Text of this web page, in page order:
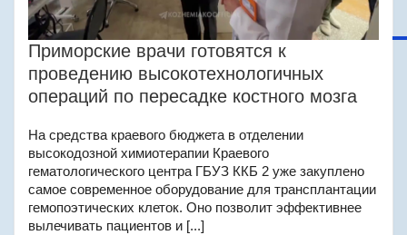
Приморские врачи готовятся к
проведению высокотехнологичных
операций по пересадке костного мозга
На средства краевого бюджета в отделении
высокодозной химиотерапии Краевого
гематологического центра ГБУЗ ККБ 2 уже закуплено
самое современное оборудование для трансплантации
гемопоэтических клеток. Оно позволит эффективнее
вылечивать пациентов и [...]